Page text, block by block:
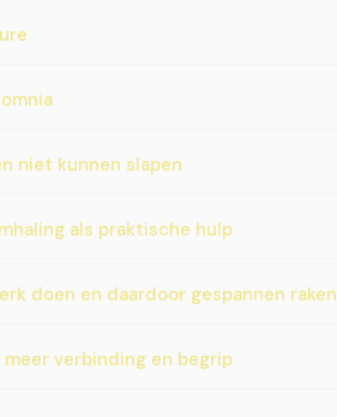
niet kunnen slapen
als praktische hulp
doen en daardoor gespannen raken
verbinding en begrip